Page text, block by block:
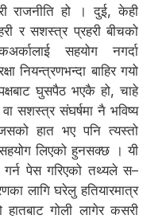
राजनीति हो । दुई, केही
र सशस्त्र प्रहरी बीचको
सहयोग नगर्दा
नियन्त्रणभन्दा बाहिर गयो
घुसपैठ भएकै हो, चाहे
सशस्त्र संघर्षमा नै भविष्य
हात भए पनि त्यस्तो
लिएको हुनसक्छ । यी
पेस गरिएको तथ्यले स–
लागि घरेलु हतियारमात्र
गोली लागेर कसरी